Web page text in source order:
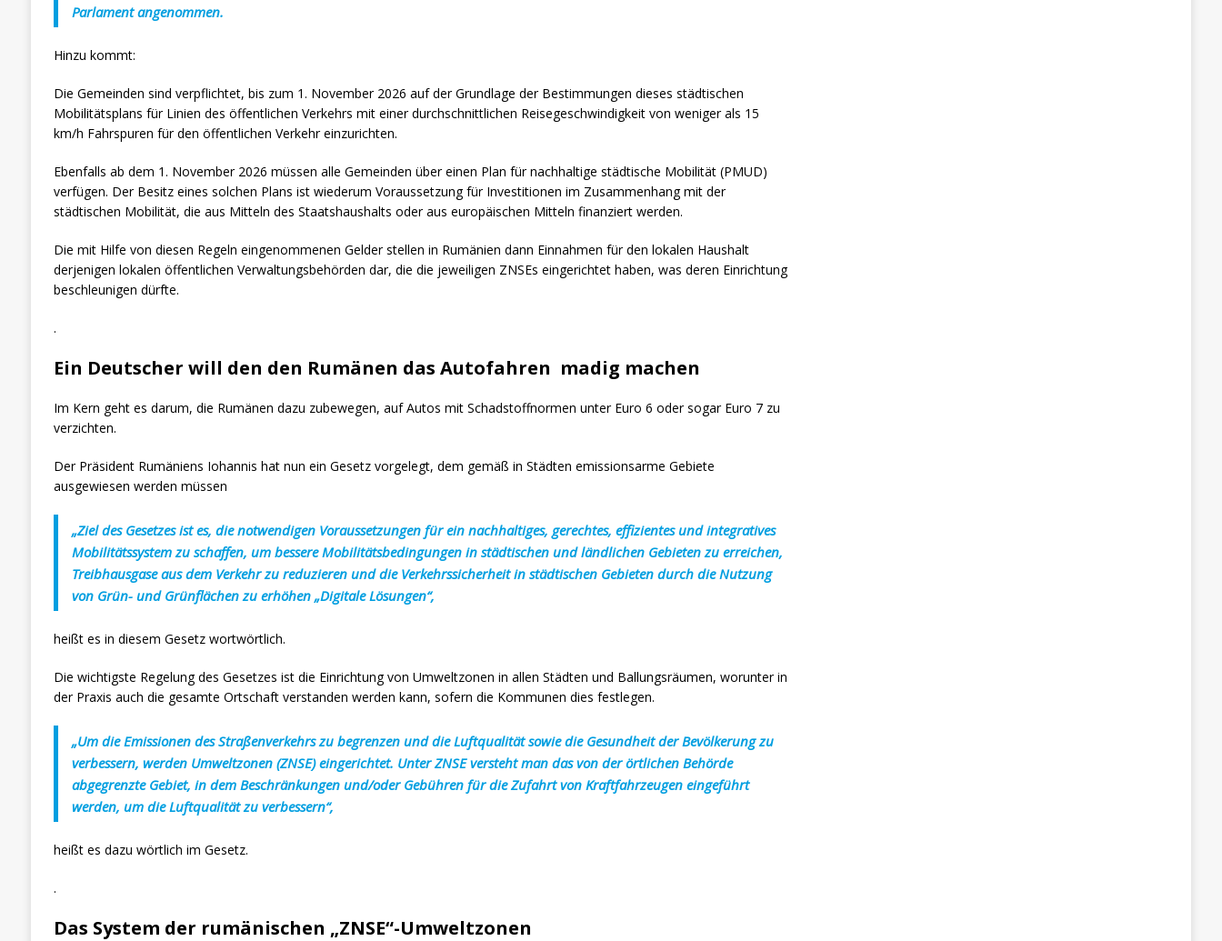
Parlament angenommen.
Hinzu kommt:
Die Gemeinden sind verpflichtet, bis zum 1. November 2026 auf der Grundlage der Bestimmungen dieses städtischen
Mobilitätsplans für Linien des öffentlichen Verkehrs mit einer durchschnittlichen Reisegeschwindigkeit von weniger als 15
km/h Fahrspuren für den öffentlichen Verkehr einzurichten.
Ebenfalls ab dem 1. November 2026 müssen alle Gemeinden über einen Plan für nachhaltige städtische Mobilität (PMUD)
verfügen. Der Besitz eines solchen Plans ist wiederum Voraussetzung für Investitionen im Zusammenhang mit der
städtischen Mobilität, die aus Mitteln des Staatshaushalts oder aus europäischen Mitteln finanziert werden.
Die mit Hilfe von diesen Regeln eingenommenen Gelder stellen in Rumänien dann Einnahmen für den lokalen Haushalt
derjenigen lokalen öffentlichen Verwaltungsbehörden dar, die die jeweiligen ZNSEs eingerichtet haben, was deren Einrichtung
beschleunigen dürfte.
.
Ein Deutscher will den den Rumänen das Autofahren madig machen
Im Kern geht es darum, die Rumänen dazu zubewegen, auf Autos mit Schadstoffnormen unter Euro 6 oder sogar Euro 7 zu
verzichten.
Der Präsident Rumäniens Iohannis hat nun ein Gesetz vorgelegt, dem gemäß in Städten emissionsarme Gebiete
ausgewiesen werden müssen
„Ziel des Gesetzes ist es, die notwendigen Voraussetzungen für ein nachhaltiges, gerechtes, effizientes und integratives
Mobilitätssystem zu schaffen, um bessere Mobilitätsbedingungen in städtischen und ländlichen Gebieten zu erreichen,
Treibhausgase aus dem Verkehr zu reduzieren und die Verkehrssicherheit in städtischen Gebieten durch die Nutzung
von Grün- und Grünflächen zu erhöhen „Digitale Lösungen“,
heißt es in diesem Gesetz wortwörtlich.
Die wichtigste Regelung des Gesetzes ist die Einrichtung von Umweltzonen in allen Städten und Ballungsräumen, worunter in
der Praxis auch die gesamte Ortschaft verstanden werden kann, sofern die Kommunen dies festlegen.
„Um die Emissionen des Straßenverkehrs zu begrenzen und die Luftqualität sowie die Gesundheit der Bevölkerung zu
verbessern, werden Umweltzonen (ZNSE) eingerichtet. Unter ZNSE versteht man das von der örtlichen Behörde
abgegrenzte Gebiet, in dem Beschränkungen und/oder Gebühren für die Zufahrt von Kraftfahrzeugen eingeführt
werden, um die Luftqualität zu verbessern“,
heißt es dazu wörtlich im Gesetz.
.
Das System der rumänischen „ZNSE“-Umweltzonen